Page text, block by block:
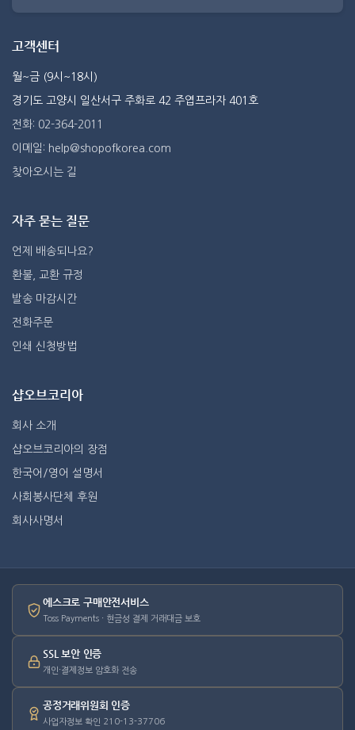
고객센터
월~금 (9시~18시)
경기도 고양시 일산서구 주화로 42 주엽프라자 401호
전화: 02-364-2011
이메일: help@shopofkorea.com
찾아오시는 길
자주 묻는 질문
언제 배송되나요?
환불, 교환 규정
발송 마감시간
전화주문
인쇄 신청방법
샵오브코리아
회사 소개
샵오브코리아의 장점
한국어/영어 설명서
사회봉사단체 후원
회사사명서
에스크로 구매안전서비스
Toss Payments · 현금성 결제 거래대금 보호
SSL 보안 인증
개인·결제정보 암호화 전송
공정거래위원회 인증
사업자정보 확인 210-13-37706